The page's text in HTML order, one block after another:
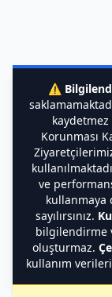
⚠️
kaydetmez
Korunması
ve
kullanmaya
sayılırsınız.
bilgilendirme
oluşturmaz.
kullanım